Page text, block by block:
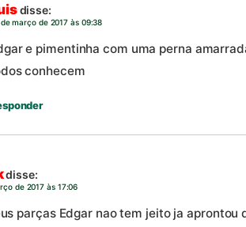
disse:
março de 2017 às 09:38
e pimentinha com uma perna
conhecem
disse:
de 2017 às 17:06
parças Edgar nao tem jeito ja aprontou